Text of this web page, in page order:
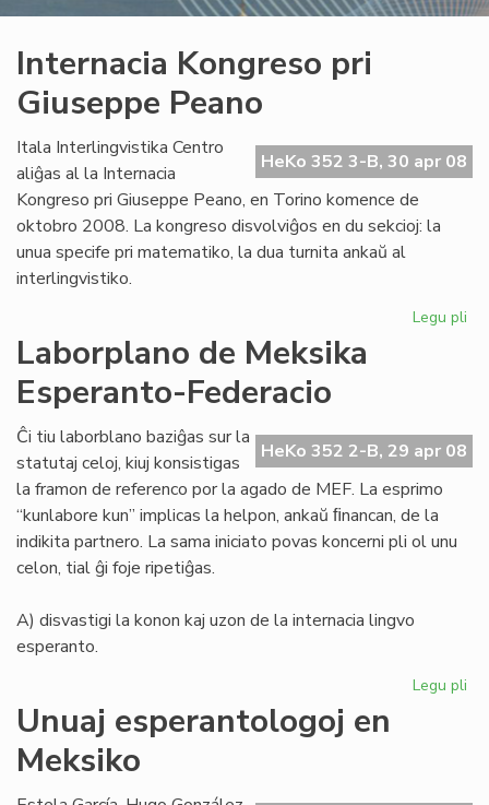
Internacia Kongreso pri
Giuseppe Peano
HeKo 352 3-B, 30 apr 08
Itala Interlingvistika Centro
aliĝas al la Internacia
Kongreso pri Giuseppe Peano, en Torino komence de
oktobro 2008. La kongreso disvolviĝos en du sekcioj: la
unua specife pri matematiko, la dua turnita ankaŭ al
interlingvistiko.
Legu pli
Laborplano de Meksika
Esperanto-Federacio
HeKo 352 2-B, 29 apr 08
Ĉi tiu laborblano baziĝas sur la
statutaj celoj, kiuj konsistigas
la framon de referenco por la agado de MEF. La esprimo
“kunlabore kun” implicas la helpon, ankaŭ ﬁnancan, de la
indikita partnero. La sama iniciato povas koncerni pli ol unu
celon, tial ĝi foje ripetiĝas.
A) disvastigi la konon kaj uzon de la internacia lingvo
esperanto.
Legu pli
Unuaj esperantologoj en
Meksiko